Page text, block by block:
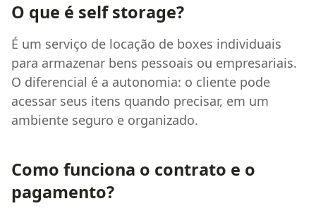
O que é self storage?
É um serviço de locação de boxes individuais
para armazenar bens pessoais ou empresariais.
O diferencial é a autonomia: o cliente pode
acessar seus itens quando precisar, em um
ambiente seguro e organizado.
Como funciona o contrato e o
pagamento?